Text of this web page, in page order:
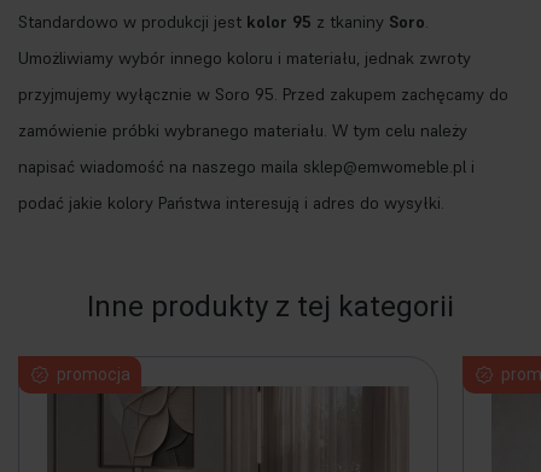
Standardowo w produkcji jest kolor 95 z tkaniny Soro.
Umożliwiamy wybór innego koloru i materiału, jednak zwroty
przyjmujemy wyłącznie w Soro 95. Przed zakupem zachęcamy do
zamówienie próbki wybranego materiału. W tym celu należy
napisać wiadomość na naszego maila sklep@emwomeble.pl i
podać jakie kolory Państwa interesują i adres do wysyłki.
Inne produkty z tej kategorii
promocja